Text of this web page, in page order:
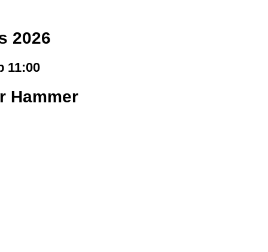
2026
11:00
Hammer